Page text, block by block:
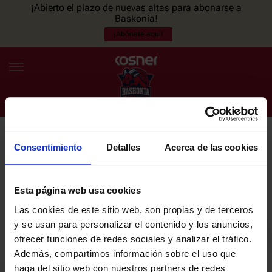
Consentimiento Detalles Acerca de las cookies
Esta página web usa cookies
Las cookies de este sitio web, son propias y de terceros
y se usan para personalizar el contenido y los anuncios,
ofrecer funciones de redes sociales y analizar el tráfico.
Además, compartimos información sobre el uso que
haga del sitio web con nuestros partners de redes
¡Abierto el plazo de nuevas altas para abonarse a
Baskonia!
¡Abónate aquí!
ES EU
NOTICIAS
PLANTILLA
ENTRADAS
NEWSLETTER
últimas noticias y promociones del club.
Email
He leído y acepto laPolítica de privacidaddel SASKI BASKONIA